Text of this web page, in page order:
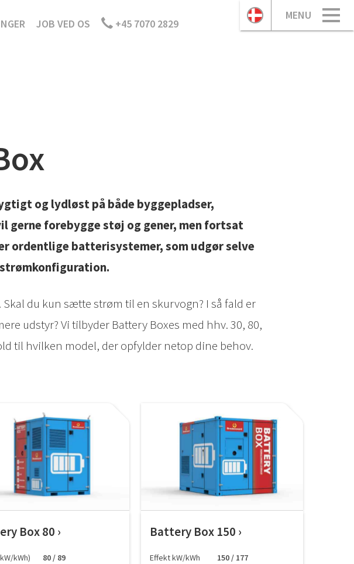
MENU
JOB VED OS +45 7070 2829
og lydløst på både byggepladser,
gerne forebygge støj og gener, men fortsat
ordentlige batterisystemer, som udgør selve
du kun sætte strøm til en skurvogn? I så fald er
udstyr? Vi tilbyder Battery Boxes med hhv. 30, 80,
til hvilken model, der opfylder netop dine behov.
Box 80
kWh)
80 / 89
Battery Box 150
Effekt kW/kWh
150 / 177